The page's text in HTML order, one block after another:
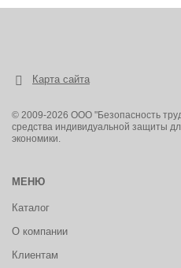
Карта сайта
© 2009-2026 ООО "Безопасность
средства индивидуальной защиты
экономики.
МЕНЮ
Каталог
О компании
Клиентам